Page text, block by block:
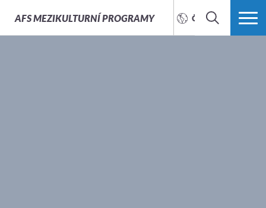
AFSMEZIKULTURNÍ PROGRAMY ČEŠTINA
HLEDAT VÍCE